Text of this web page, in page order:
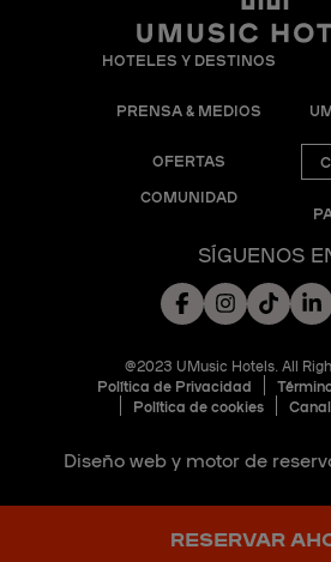
RESERVAR
HOTELES Y DESTINOS
PRENSA & MEDIOS
OFERTAS
COMUNIDAD
SÍGUENOS
@2023 UMusic Hotels. All
Política de Privacidad
Política de cookies
Diseño web y motor de